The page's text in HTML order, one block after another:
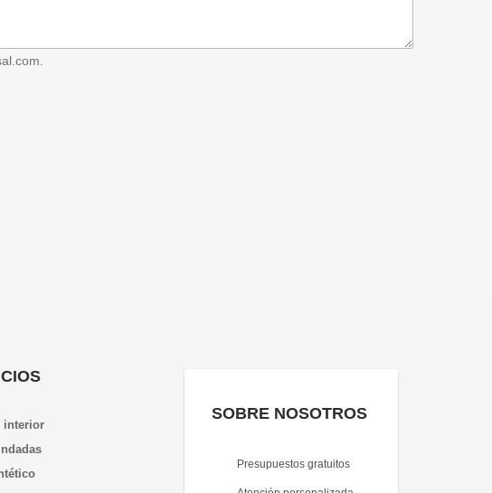
interior
SOBRE NOSOTROS
Presupuestos gratuitos